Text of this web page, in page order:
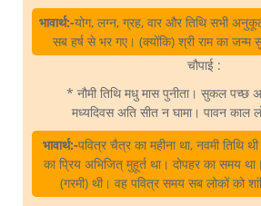
भावार्थ:-योग, लग्न, ग्रह, वार और तिथि सभी
सब हर्ष से भर गए। (क्योंकि) श्री राम का
चौपाई :
* नौमी तिथि मधु मास पुनीता। सुकल पच्छ
मध्यदिवस अति सीत न घामा। पावन काल
भावार्थ:-पवित्र चैत्र का महीना था, नवमी तिथि
का प्रिय अभिजित्‌ मुहूर्त था। दोपहर का समय
(गरमी) थी। वह पवित्र समय सब लोकों को